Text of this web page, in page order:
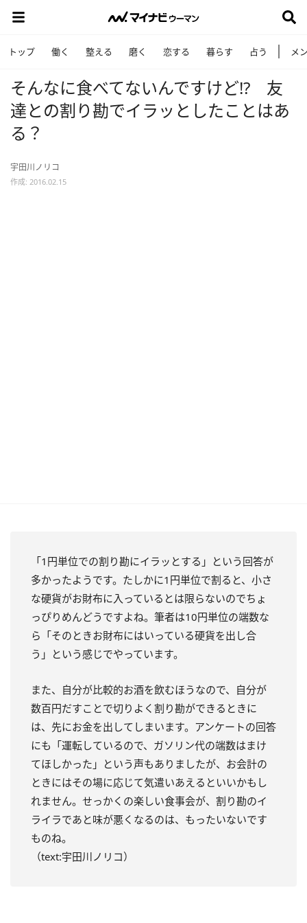
トップ 働く 整える 磨く 恋する 暮らす 占う メ
そんなに食べてないんですけど!? 友
達との割り勘でイラッとしたことはあ
る？
宇田川ノリコ
作成: 2016.02.15
「1円単位での割り勘にイラッとする」という回答が
多かったようです。たしかに1円単位で割ると、小さ
な硬貨がお財布に入っているとは限らないのでちょ
っぴりめんどうですよね。筆者は10円単位の端数な
ら「そのときお財布にはいっている硬貨を出し合
う」という感じでやっています。
また、自分が比較的お酒を飲むほうなので、自分が
数百円だすことで切りよく割り勘ができるときに
は、先にお金を出してしまいます。アンケートの回答
にも「運転しているので、ガソリン代の端数はまけ
てほしかった」という声もありましたが、お会計の
ときにはその場に応じて気遣いあえるといいかもし
れません。せっかくの楽しい食事会が、割り勘のイ
ライラであと味が悪くなるのは、もったいないです
ものね。
（text:宇田川ノリコ）